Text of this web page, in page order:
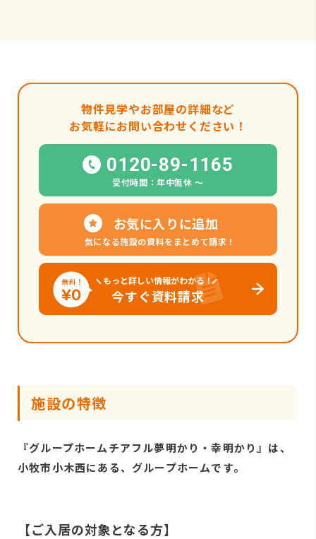
物件見学やお部屋の詳細など
お気軽にお問い合わせください！
0120-89-1165
受付時間：年中無休 〜
お気に入りに追加
気になる施設の資料をまとめて請求！
もっと詳しい情報がわかる！
今すぐ資料請求
施設の特徴
『グループホームチアフル夢明かり・幸明かり』は、
小牧市小木西にある、グループホームです。
【ご入居の対象となる方】